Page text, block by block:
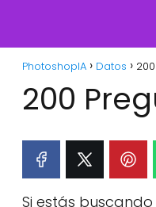
PhotoshopIA Datos
200
Si estás